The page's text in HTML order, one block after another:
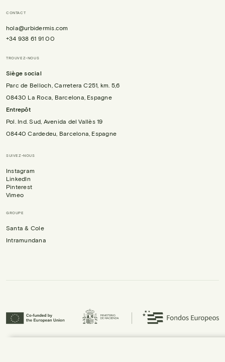
CONTACT
hola@urbidermis.com
+34 938 61 91 00
TROUVEZ-NOUS
Siège social
Parc de Belloch, Carretera C251, km. 5,6
08430 La Roca, Barcelona, Espagne
Entrepôt
Pol. Ind. Sud, Avenida del Vallès 19
08440 Cardedeu, Barcelona, Espagne
SUIVEZ-NOUS
Instagram
LinkedIn
Pinterest
Vimeo
GROUPE
Santa & Cole
Intramundana